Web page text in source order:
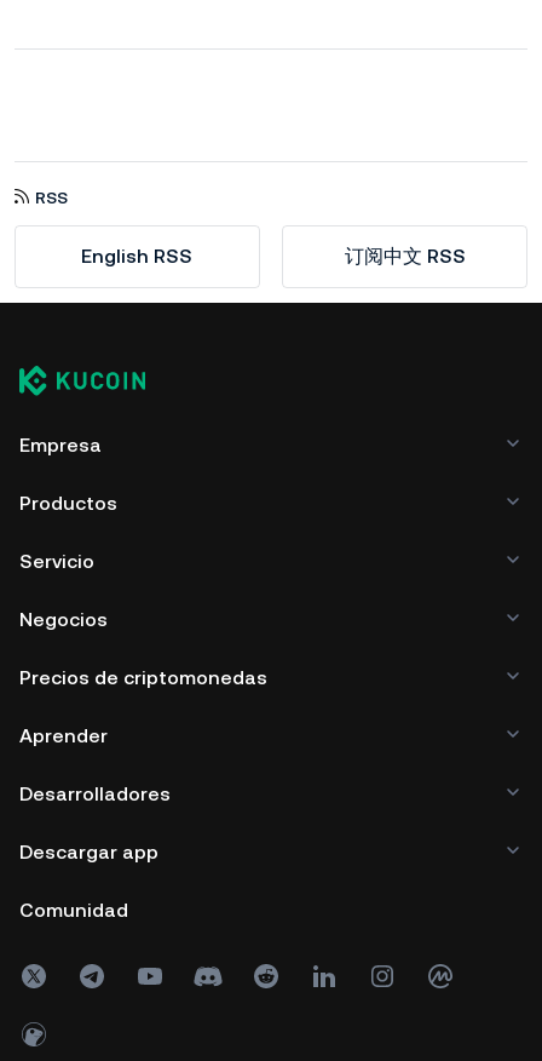
RSS
English RSS 订阅中文 RSS
Empresa
Productos
Servicio
Negocios
Precios de criptomonedas
Aprender
Desarrolladores
Descargar app
Comunidad